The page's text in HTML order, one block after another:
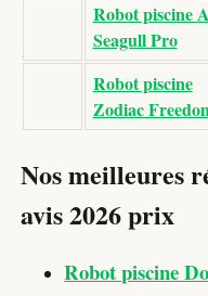
Robot piscine
Seagull Pro
Robot piscine
Zodiac
Nos meilleures
avis 2026 prix
Robot piscine